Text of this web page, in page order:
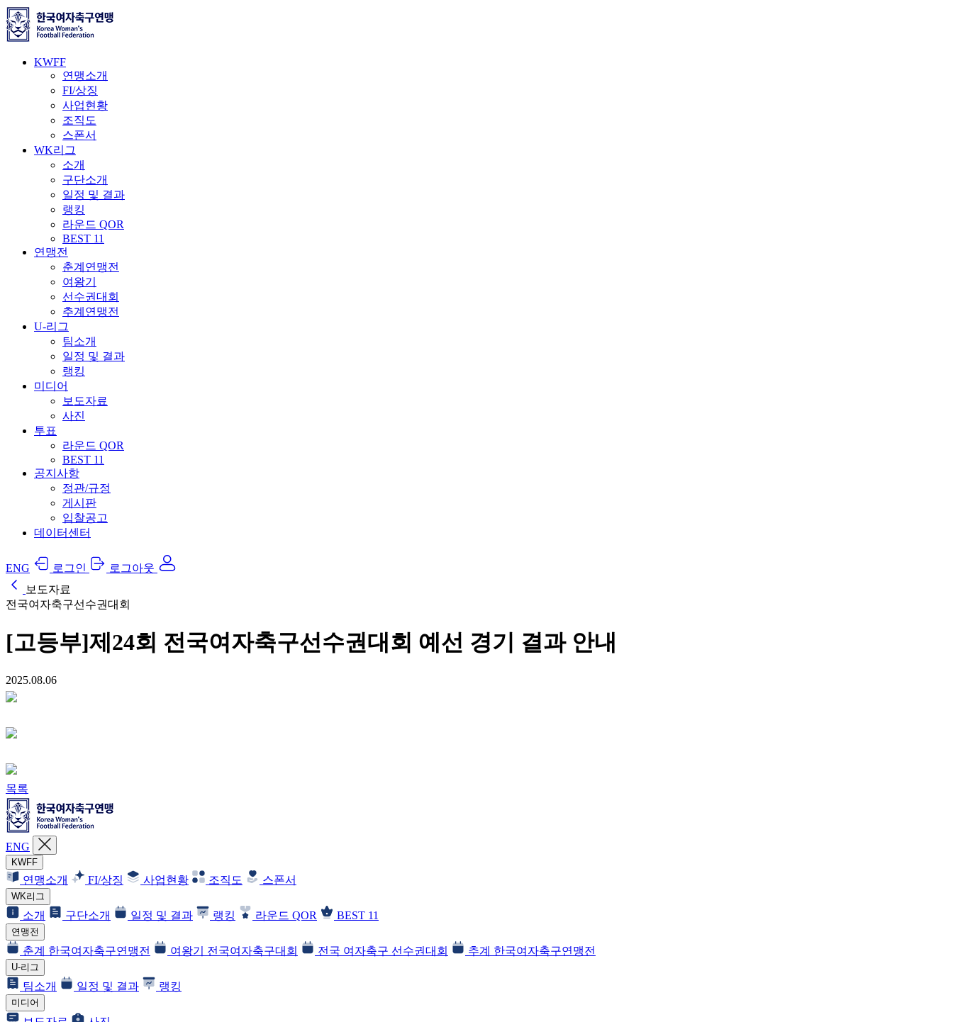
KWFF
연맹소개
FI/상징
사업현황
조직도
스폰서
WK리그
소개
구단소개
일정 및 결과
랭킹
라운드 QOR
BEST 11
연맹전
춘계연맹전
여왕기
선수권대회
추계연맹전
U-리그
팀소개
일정 및 결과
랭킹
미디어
보도자료
사진
투표
라운드 QOR
BEST 11
공지사항
정관/규정
게시판
입찰공고
데이터센터
ENG 로그인
로그아웃
보도자료
전국여자축구선수권대회
[고등부]제24회 전국여자축구선수권대회 예선 경기 결과 안내
2025.08.06
목록
ENG
KWFF
연맹소개 FI/상징 사업현황 조직도 스폰서
WK리그
소개 구단소개 일정 및 결과 랭킹 라운드 QOR BEST 11
연맹전
춘계 한국여자축구연맹전 여왕기 전국여자축구대회 전국 여자축구 선수권대회 추계 한국여자축구연맹전
U-리그
팀소개 일정 및 결과 랭킹
미디어